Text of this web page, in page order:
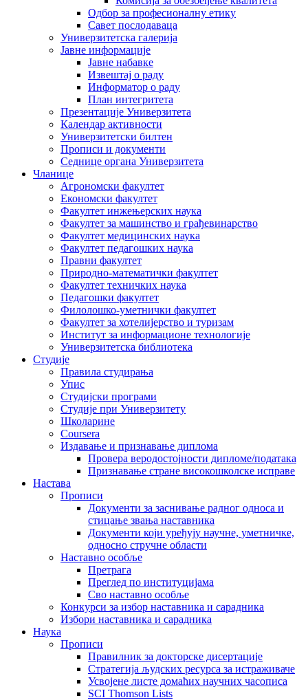
Одбор за професионалну етику
Савет послодаваца
Универзитетска галерија
Јавне информације
Јавне набавке
Извештај о раду
Информатор о раду
План интегритета
Презентације Универзитета
Календар активности
Универзитетски билтен
Прописи и документи
Седнице органа Универзитета
Чланице
Агрономски факултет
Економски факултет
Факултет инжењерских наука
Факултет за машинство и грађевинарство
Факултет медицинских наука
Факултет педагошких наука
Правни факултет
Природно-математички факултет
Факултет техничких наука
Педагошки факултет
Филолошко-уметнички факултет
Факултет за хотелијерство и туризам
Институт за информационе технологије
Универзитетска библиотека
Студије
Правила студирања
Упис
Студијски програми
Студије при Универзитету
Школарине
Coursera
Издавање и признавање диплома
Провера веродостојности дипломе/података
Признавање стране високошколске исправе
Настава
Прописи
Документи за заснивање радног односа и
стицање звања наставника
Документи који уређују научне, уметничке,
односно стручне области
Наставно особље
Претрага
Преглед по институцијама
Сво наставно особље
Конкурси за избор наставника и сарадника
Избори наставника и сарадника
Наука
Прописи
Правилник за докторске дисертације
Стратегија људских ресурса за истраживаче
Усвојене листе домаћих научних часописа
SCI Thomson Lists